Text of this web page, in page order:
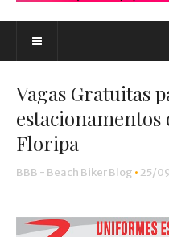
Vagas Gratuitas
Floripa
BBB - Beach Biker Blog • 25/